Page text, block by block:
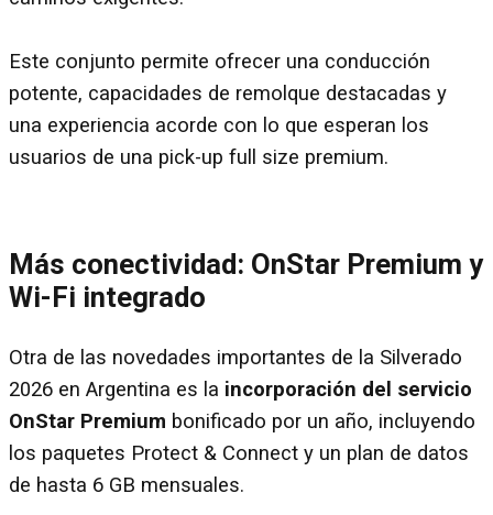
Este conjunto permite ofrecer una conducción
potente, capacidades de remolque destacadas y
una experiencia acorde con lo que esperan los
usuarios de una pick-up full size premium.
Más conectividad: OnStar Premium y
Wi-Fi integrado
Otra de las novedades importantes de la Silverado
2026 en Argentina es la incorporación del servicio
OnStar Premium bonificado por un año, incluyendo
los paquetes Protect & Connect y un plan de datos
de hasta 6 GB mensuales.